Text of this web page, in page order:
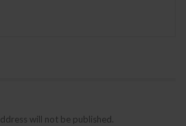
will not be published.